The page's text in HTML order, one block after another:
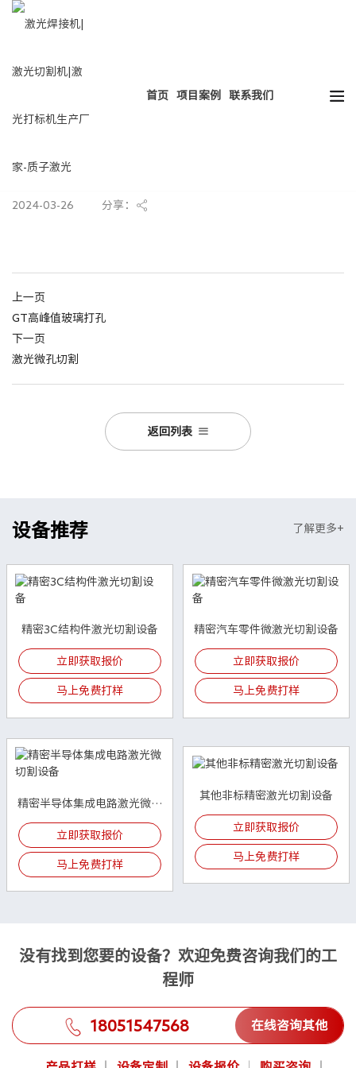
首页 项目案例 联系我们
激光切割 激光打标 激光清洗
铝合金长孔激光切割
2024-03-26 分享：
上一页
GT高峰值玻璃打孔
下一页
激光微孔切割
返回列表
设备推荐 了解更多+
精密3C结构件激光切割设备
立即获取报价
马上免费打样
精密汽车零件微激光切割设备
立即获取报价
马上免费打样
精密半导体集成电路激光微切
割设备
立即获取报价
马上免费打样
其他非标精密激光切割设备
立即获取报价
马上免费打样
没有找到您要的设备？欢迎免费咨询我们的工
程师
18051547568 在线咨询其他